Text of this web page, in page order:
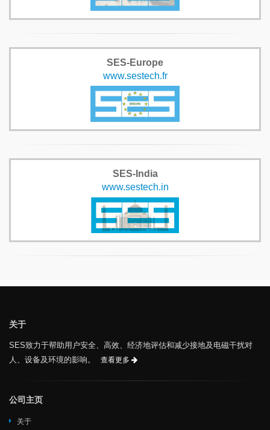
SES-Europe
www.sestech.fr
SES-India
www.sestech.in
关于
SES致力于帮助用户安全、高效、经济地评估和减少接地及电磁干扰对
人、设备及环境的影响。
查看更多
公司主页
关于